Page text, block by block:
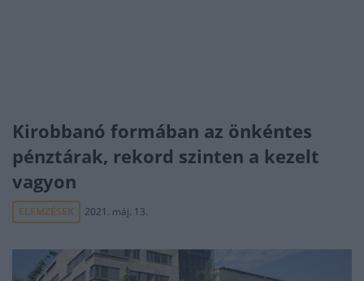
Kirobbanó formában az önkéntes
pénztárak, rekord szinten a kezelt
vagyon
ELEMZÉSEK 2021. máj. 13.